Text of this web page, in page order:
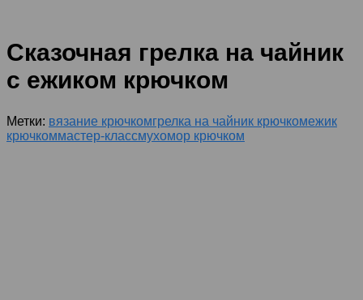
Сказочная грелка на чайник
с ежиком крючком
Метки: вязание крючкомгрелка на чайник крючкомежик
крючкоммастер-классмухомор крючком